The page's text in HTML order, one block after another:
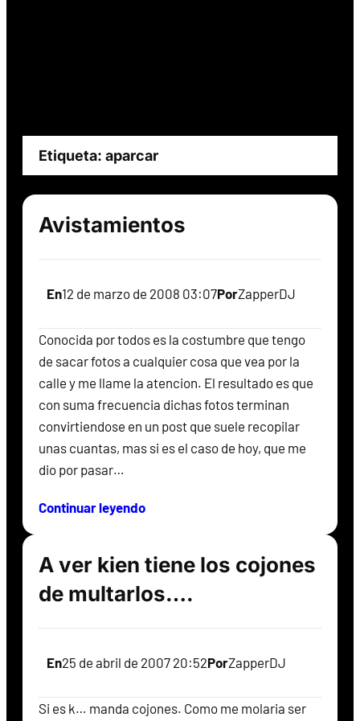
Etiqueta: aparcar
Avistamientos
En12 de marzo de 2008 03:07PorZapperDJ
Conocida por todos es la costumbre que tengo
de sacar fotos a cualquier cosa que vea por la
calle y me llame la atencion. El resultado es que
con suma frecuencia dichas fotos terminan
convirtiendose en un post que suele recopilar
unas cuantas, mas si es el caso de hoy, que me
dio por pasar…
Continuar leyendo
A ver kien tiene los cojones
de multarlos….
En25 de abril de 2007 20:52PorZapperDJ
Si es k… manda cojones. Como me molaria ser